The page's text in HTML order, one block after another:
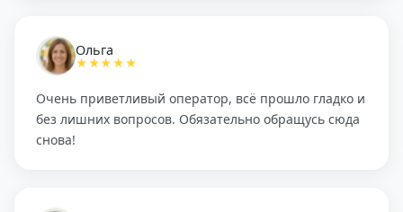
Ольга
★★★★★
Очень приветливый оператор, всё прошло гладко и
без лишних вопросов. Обязательно обращусь сюда
снова!